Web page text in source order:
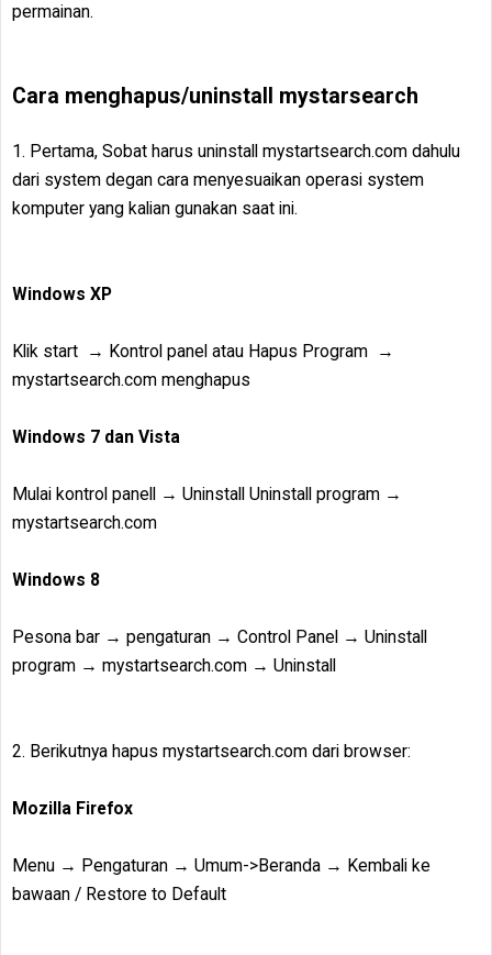
permainan.
Cara menghapus/uninstall mystarsearch
1. Pertama, Sobat harus uninstall mystartsearch.com dahulu
dari system degan cara menyesuaikan operasi system
komputer yang kalian gunakan saat ini.
Windows XP
Klik start → Kontrol panel atau Hapus Program →
mystartsearch.com menghapus
Windows 7 dan Vista
Mulai kontrol panell → Uninstall Uninstall program →
mystartsearch.com
Windows 8
Pesona bar → pengaturan → Control Panel → Uninstall
program → mystartsearch.com → Uninstall
2. Berikutnya hapus mystartsearch.com dari browser:
Mozilla Firefox
Menu → Pengaturan → Umum->Beranda → Kembali ke
bawaan / Restore to Default